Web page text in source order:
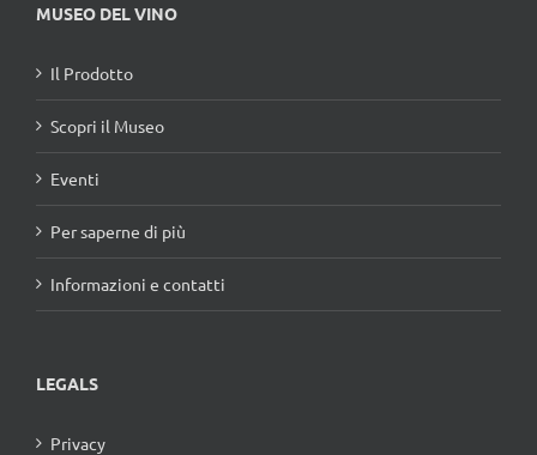
MUSEO DEL VINO
Il Prodotto
Scopri il Museo
Eventi
Per saperne di più
Informazioni e contatti
LEGALS
Privacy